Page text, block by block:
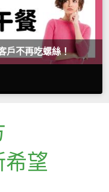
戶不再吃螺絲！
希望